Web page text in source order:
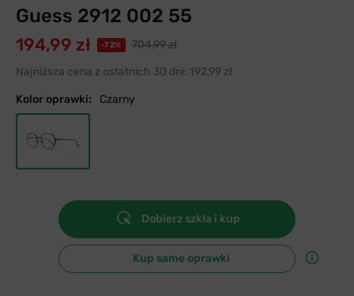
Guess 2912 002 55
194,99 zł -72%
704,99 zł
Najniższa cena z ostatnich 30 dni: 192,99 zł
Kolor oprawki: Czarny
Dobierz szkła i kup
Kup same oprawki